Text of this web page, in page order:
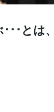
･･とは